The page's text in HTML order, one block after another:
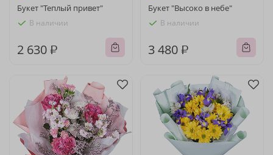
Букет "Теплый привет"
В наличии
2 630 ₽
Букет "Высоко в небе"
В наличии
3 480 ₽